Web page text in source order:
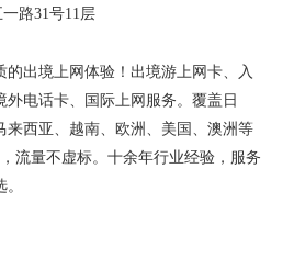
路31号11层
出境上网体验！出境游上网卡、入
电话卡、国际上网服务。覆盖日
来西亚、越南、欧洲、美国、澳洲等
流量不虚标。十余年行业经验，服务